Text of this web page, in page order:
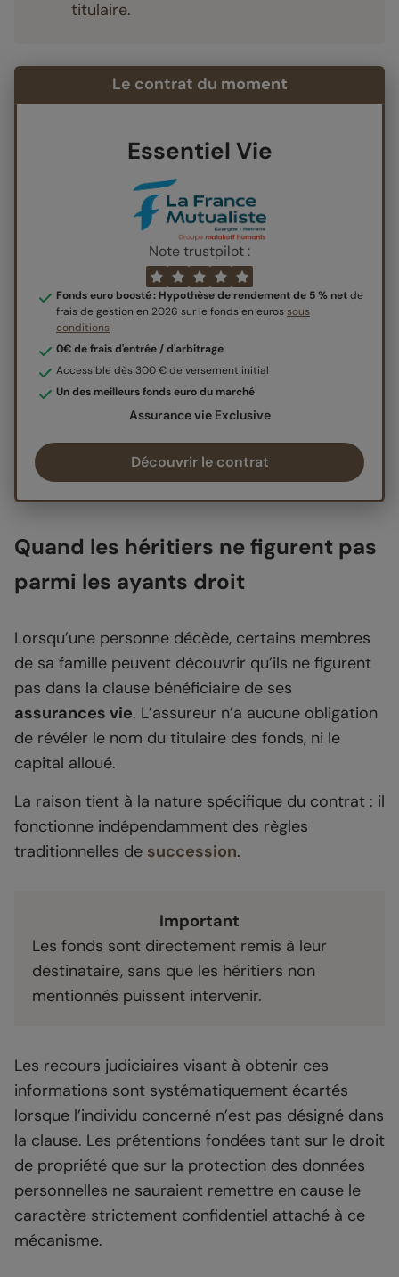
titulaire.
Le contrat du moment
Essentiel Vie
Note trustpilot :
Fonds euro boosté : Hypothèse de rendement de 5 % netde
frais de gestion en 2026 sur le fonds en eurossous
conditions
0€ de frais d'entrée / d'arbitrage
Accessible dès 300 € de versement initial
Un des meilleurs fonds euro du marché
Assurance vie Exclusive
Découvrir le contrat
Quand les héritiers ne figurent pas
parmi les ayants droit
Lorsqu’une personne décède, certains membres
de sa famille peuvent découvrir qu’ils ne figurent
pas dans la clause bénéficiaire de ses
assurances vie. L’assureur n’a aucune obligation
de révéler le nom du titulaire des fonds, ni le
capital alloué.
La raison tient à la nature spécifique du contrat : il
fonctionne indépendamment des règles
traditionnelles de succession.
Important
Les fonds sont directement remis à leur
destinataire, sans que les héritiers non
mentionnés puissent intervenir.
Les recours judiciaires visant à obtenir ces
informations sont systématiquement écartés
lorsque l’individu concerné n’est pas désigné dans
la clause. Les prétentions fondées tant sur le droit
de propriété que sur la protection des données
personnelles ne sauraient remettre en cause le
caractère strictement confidentiel attaché à ce
mécanisme.